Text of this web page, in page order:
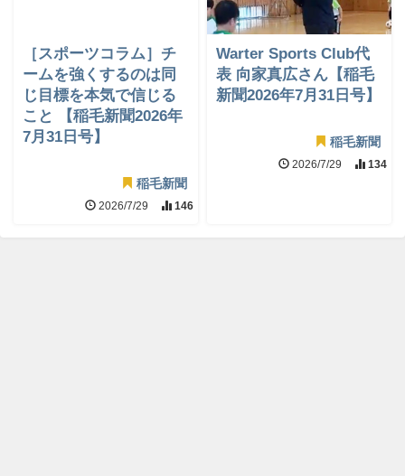
［スポーツコラム］チ
ームを強くするのは同
じ目標を本気で信じる
こと 【稲毛新聞2026年
7月31日号】
稲毛新聞
2026/7/29 146
Warter Sports Club代
表 向家真広さん【稲毛
新聞2026年7月31日号】
稲毛新聞
2026/7/29 134